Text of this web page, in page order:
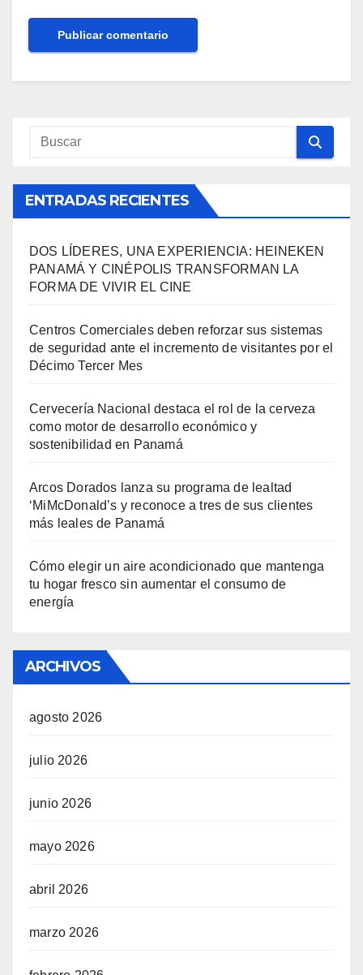
ENTRADAS RECIENTES
DOS LÍDERES, UNA EXPERIENCIA: HEINEKEN
PANAMÁ Y CINÉPOLIS TRANSFORMAN LA
FORMA DE VIVIR EL CINE
Centros Comerciales deben reforzar sus sistemas
de seguridad ante el incremento de visitantes por el
Décimo Tercer Mes
Cervecería Nacional destaca el rol de la cerveza
como motor de desarrollo económico y
sostenibilidad en Panamá
Arcos Dorados lanza su programa de lealtad
‘MiMcDonald’s y reconoce a tres de sus clientes
más leales de Panamá
Cómo elegir un aire acondicionado que mantenga
tu hogar fresco sin aumentar el consumo de
energía
ARCHIVOS
agosto 2026
julio 2026
junio 2026
mayo 2026
abril 2026
marzo 2026